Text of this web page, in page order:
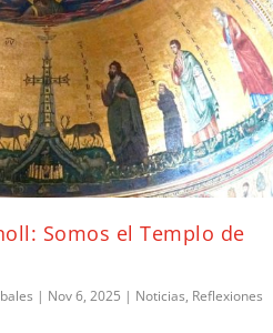
Somos el Templo de
| Nov 6, 2025 | Noticias, Reflexiones